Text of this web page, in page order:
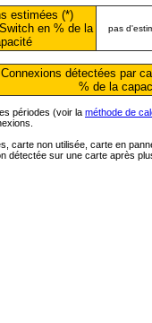
estimées (*)
en % de la
pas
Connexions détectées par
% de la
périodes (voir la méthode de
carte non utilisée, carte en
détectée sur une carte après